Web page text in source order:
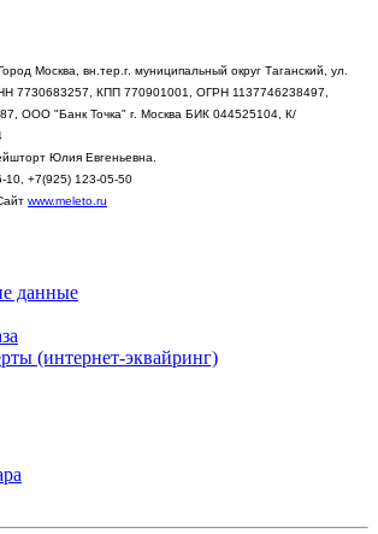
Москва, вн.тер.г. муниципальный округ Таганский, ул.
7730683257, КПП 770901001, ОГРН 1137746238497,
ООО "Банк Точка" г. Москва БИК 044525104, К/
Юлия Евгеньевна.
+7(925) 123-05-50
www.meleto.ru
данные
(интернет-эквайринг)